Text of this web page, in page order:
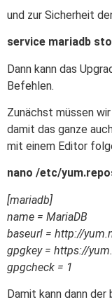
und zur Sicherheit
service mariadb
Dann kann das
Befehlen.
Zunächst müssen
damit das ganze
mit einem Editor
nano /etc/
[mariadb]
name = MariaDB
baseurl = http://
gpgkey = https://
gpgcheck = 1
Damit kann dann